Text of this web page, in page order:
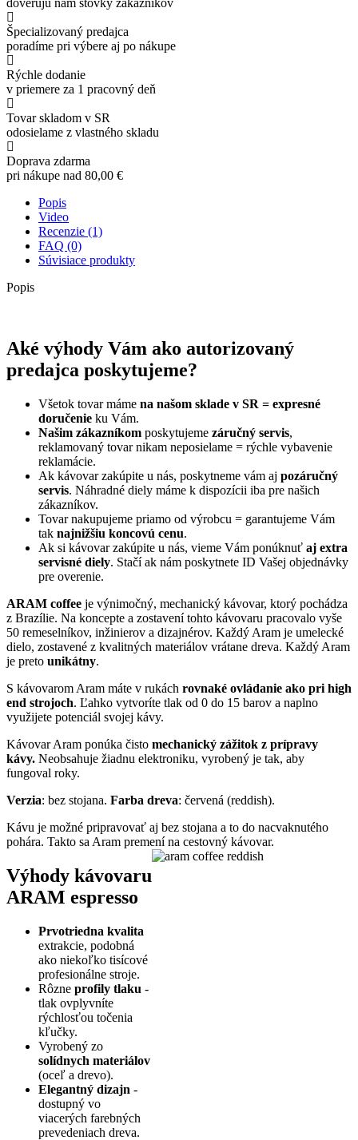
Špecializovaný predajca
poradíme pri výbere aj po nákupe
Rýchle dodanie
v priemere za 1 pracovný deň
Tovar skladom v SR
odosielame z vlastného skladu
Doprava zdarma
pri nákupe nad 80,00 €
Popis
Video
Recenzie (1)
FAQ (0)
Súvisiace produkty
Popis
Aké výhody Vám ako autorizovaný
predajca poskytujeme?
Všetok tovar máme na našom sklade v SR = expresné
doručenie ku Vám.
Našim zákazníkom poskytujeme záručný servis,
reklamovaný tovar nikam neposielame = rýchle vybavenie
reklamácie.
Ak kávovar zakúpite u nás, poskytneme vám aj pozáručný
servis. Náhradné diely máme k dispozícii iba pre našich
zákazníkov.
Tovar nakupujeme priamo od výrobcu = garantujeme Vám
tak najnižšiu koncovú cenu.
Ak si kávovar zakúpite u nás, vieme Vám ponúknuť aj extra
servisné diely. Stačí ak nám poskytnete ID Vašej objednávky
pre overenie.
ARAM coffee je výnimočný, mechanický kávovar, ktorý pochádza
z Brazílie. Na koncepte a zostavení tohto kávovaru pracovalo vyše
50 remeselníkov, inžinierov a dizajnérov. Každý Aram je umelecké
dielo, zostavené z kvalitných materiálov vrátane dreva. Každý Aram
je preto unikátny.
S kávovarom Aram máte v rukách rovnaké ovládanie ako pri high
end strojoch. Ľahko vytvoríte tlak od 0 do 15 barov a naplno
využijete potenciál svojej kávy.
Kávovar Aram ponúka čisto mechanický zážitok z prípravy
kávy. Neobsahuje žiadnu elektroniku, vyrobený je tak, aby
fungoval roky.
Verzia: bez stojana. Farba dreva: červená (reddish).
Kávu je možné pripravovať aj bez stojana a to do nacvaknutého
pohára. Takto sa Aram premení na cestovný kávovar.
Výhody kávovaru
ARAM espresso
Prvotriedna kvalita
extrakcie, podobná
ako niekoľko tisícové
profesionálne stroje.
Rôzne profily tlaku -
tlak ovplyvníte
rýchlosťou točenia
kľučky.
Vyrobený zo
solídnych materiálov
(oceľ a drevo).
Elegantný dizajn -
dostupný vo
viacerých farebných
prevedeniach dreva.